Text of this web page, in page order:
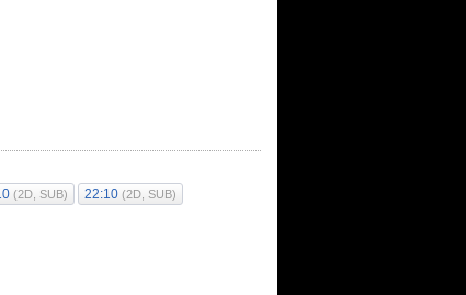
(2D, SUB) 22:10(2D, SUB)